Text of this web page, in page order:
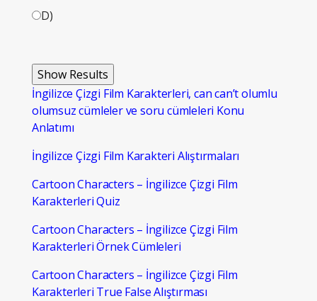
D)
İngilizce Çizgi Film Karakterleri, can can’t olumlu
olumsuz cümleler ve soru cümleleri Konu
Anlatımı
İngilizce Çizgi Film Karakteri Alıştırmaları
Cartoon Characters – İngilizce Çizgi Film
Karakterleri Quiz
Cartoon Characters – İngilizce Çizgi Film
Karakterleri Örnek Cümleleri
Cartoon Characters – İngilizce Çizgi Film
Karakterleri True False Alıştırması